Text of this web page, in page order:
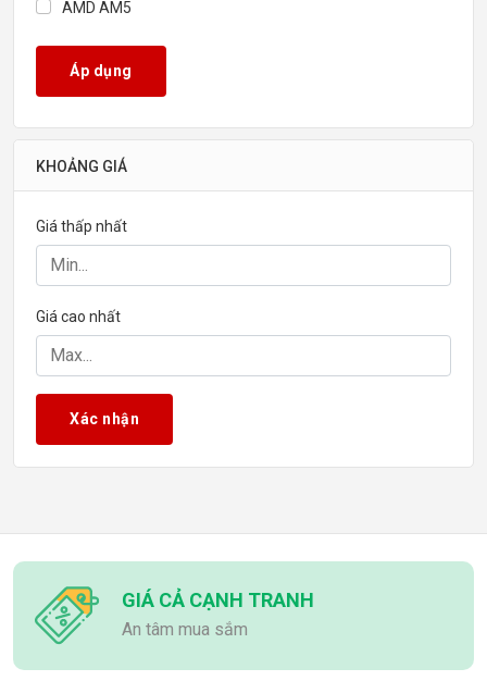
AMD AM5
Áp dụng
KHOẢNG GIÁ
Giá thấp nhất
Giá cao nhất
Xác nhận
GIÁ CẢ CẠNH TRANH
An tâm mua sắm